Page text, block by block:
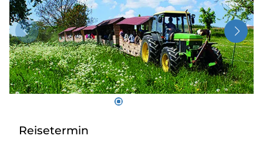
Bus mieten
Über Bus dich weg!
Radio
Sie befinden sich in:
Reisetermin